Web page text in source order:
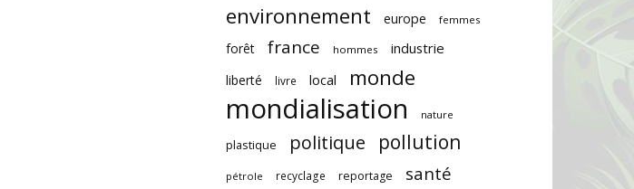
environnement europe femmes
forêt france hommes industrie
liberté livre local monde
mondialisation nature
plastique politique pollution
pétrole recyclage reportage
santé